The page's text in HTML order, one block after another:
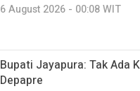
6 August 2026 - 00:08 WIT
Bupati Jayapura: Tak Ada
Depapre